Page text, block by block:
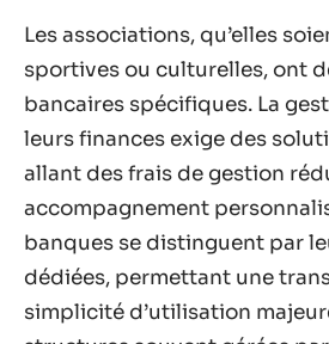
Les associations, qu’elles
sportives ou culturelles, ont
bancaires spécifiques. La
leurs finances exige des
allant des frais de gestion
accompagnement
banques se distinguent par
dédiées, permettant une
simplicité d’utilisation